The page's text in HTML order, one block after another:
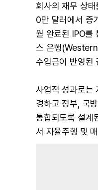
회사의 재무 상
0만 달러에서 증
월 완료된 IPO를
스 은행
수입금이 반영된
사업적 성과로는
경하고 정부, 국
통합되도록 설계
서 자율주행 및